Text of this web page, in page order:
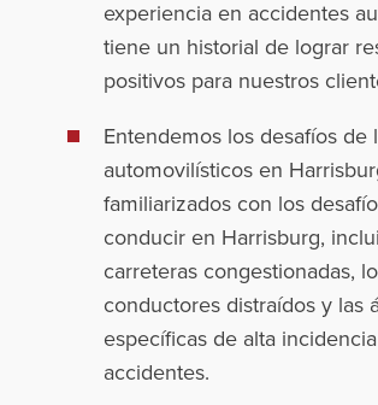
experiencia en accidentes
tiene un historial de lograr
positivos para nuestros
Entendemos los desafíos de
automovilísticos en
familiarizados con los
conducir en Harrisburg,
carreteras congestionadas,
conductores distraídos y las
específicas de alta
accidentes.